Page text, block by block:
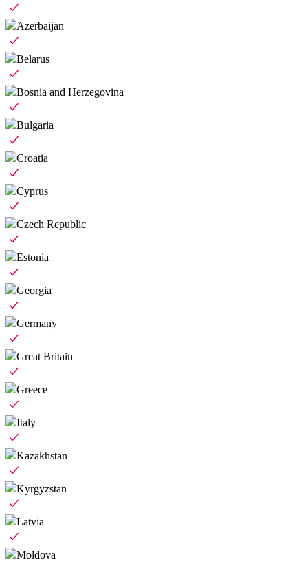
Azerbaijan
Belarus
Bosnia and Herzegovina
Bulgaria
Croatia
Cyprus
Czech Republic
Estonia
Georgia
Germany
Great Britain
Greece
Italy
Kazakhstan
Kyrgyzstan
Latvia
Moldova